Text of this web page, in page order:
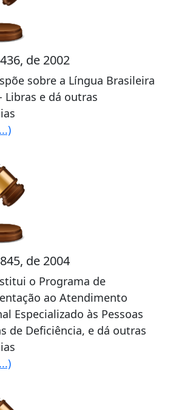
de 2002
sobre a Língua Brasileira
Libras e dá outras
de 2004
o Programa de
ao Atendimento
Especializado às Pessoas
de Deficiência, e dá outras